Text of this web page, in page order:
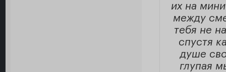
их на
между
тебя не
спустя
душе
глупая